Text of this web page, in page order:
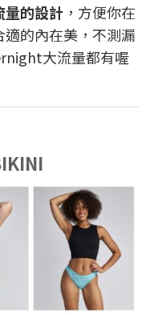
量的設計 ，方便你在
的內在美，不測漏
大流量都有喔